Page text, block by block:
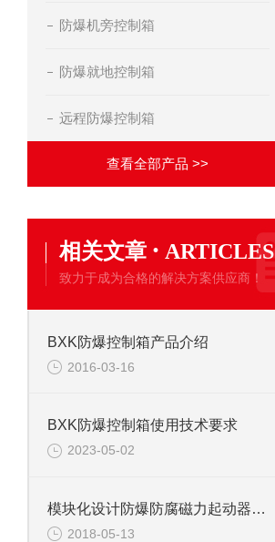
防爆机旁控制箱
防爆就地控制箱
远程防爆控制箱
查看全部产品 >>
相关文章 · ARTICLES
致力于成为合格的解决方案供应商！
BXK防爆控制箱产品介绍
2016-03-16
BXK防爆控制箱使用技术要求
2023-05-02
模块化设计防爆防腐磁力起动器简介
2018-05-13